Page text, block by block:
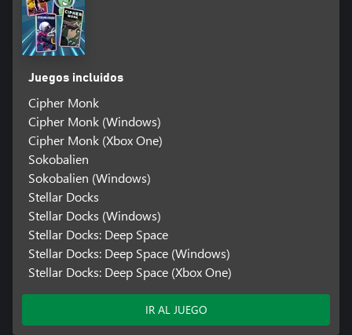
Juegos incluidos
Cipher Monk
Cipher Monk (Windows)
Cipher Monk (Xbox One)
Sokobalien
Sokobalien (Windows)
Stellar Docks
Stellar Docks (Windows)
Stellar Docks: Deep Space
Stellar Docks: Deep Space (Windows)
Stellar Docks: Deep Space (Xbox One)
IR AL JUEGO